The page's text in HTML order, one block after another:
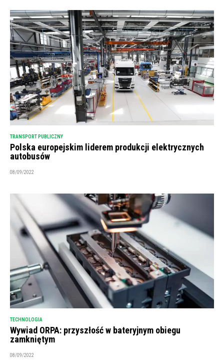
TRANSPORT PUBLICZNY
Polska europejskim liderem produkcji elektrycznych
autobusów
08/09/2022
TECHNOLOGIA
Wywiad ORPA: przyszłość w bateryjnym obiegu
zamkniętym
08/09/2022